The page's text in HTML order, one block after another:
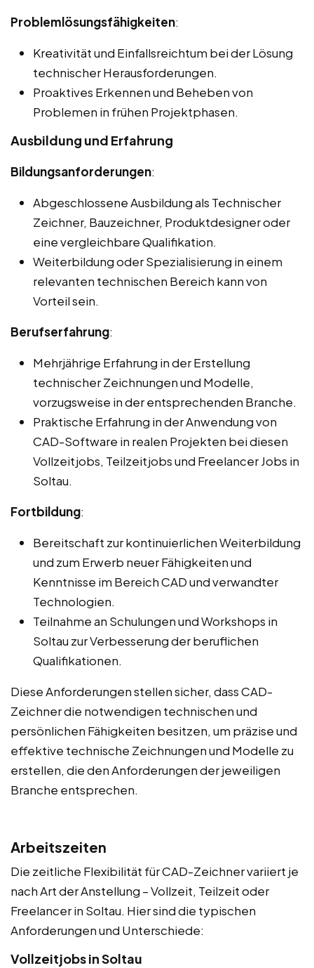
Problemlösungsfähigkeiten:
Kreativität und Einfallsreichtum bei der Lösung
technischer Herausforderungen.
Proaktives Erkennen und Beheben von
Problemen in frühen Projektphasen.
Ausbildung und Erfahrung
Bildungsanforderungen:
Abgeschlossene Ausbildung als Technischer
Zeichner, Bauzeichner, Produktdesigner oder
eine vergleichbare Qualifikation.
Weiterbildung oder Spezialisierung in einem
relevanten technischen Bereich kann von
Vorteil sein.
Berufserfahrung:
Mehrjährige Erfahrung in der Erstellung
technischer Zeichnungen und Modelle,
vorzugsweise in der entsprechenden Branche.
Praktische Erfahrung in der Anwendung von
CAD-Software in realen Projekten bei diesen
Vollzeitjobs, Teilzeitjobs und Freelancer Jobs in
Soltau.
Fortbildung:
Bereitschaft zur kontinuierlichen Weiterbildung
und zum Erwerb neuer Fähigkeiten und
Kenntnisse im Bereich CAD und verwandter
Technologien.
Teilnahme an Schulungen und Workshops in
Soltau zur Verbesserung der beruflichen
Qualifikationen.
Diese Anforderungen stellen sicher, dass CAD-
Zeichner die notwendigen technischen und
persönlichen Fähigkeiten besitzen, um präzise und
effektive technische Zeichnungen und Modelle zu
erstellen, die den Anforderungen der jeweiligen
Branche entsprechen.
Arbeitszeiten
Die zeitliche Flexibilität für CAD-Zeichner variiert je
nach Art der Anstellung – Vollzeit, Teilzeit oder
Freelancer in Soltau. Hier sind die typischen
Anforderungen und Unterschiede:
Vollzeitjobs in Soltau